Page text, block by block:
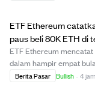
sehingga dis...
ETF Ethereum
paus beli 80K ETH di
voting CLARITY Act
ETF Ethereum
dalam hampir empat
menandakan minat
Berita Pasar Bullish · 4